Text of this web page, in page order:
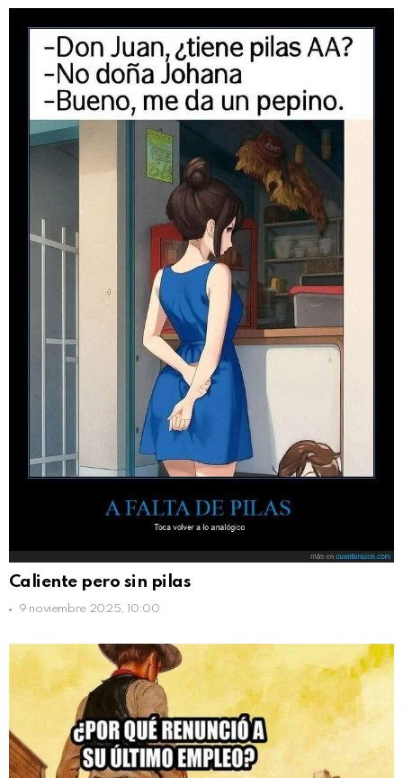
Caliente pero sin pilas
9 noviembre 2025, 10:00